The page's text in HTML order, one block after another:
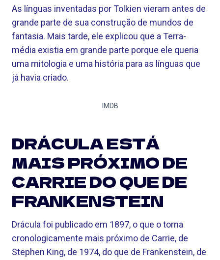
As línguas inventadas por Tolkien vieram antes de
grande parte de sua construção de mundos de
fantasia. Mais tarde, ele explicou que a Terra-
média existia em grande parte porque ele queria
uma mitologia e uma história para as línguas que
já havia criado.
IMDB
DRÁCULA ESTÁ
MAIS PRÓXIMO DE
CARRIE DO QUE DE
FRANKENSTEIN
Drácula foi publicado em 1897, o que o torna
cronologicamente mais próximo de Carrie, de
Stephen King, de 1974, do que de Frankenstein, de